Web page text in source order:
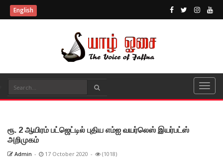
English
ரூ. 2 ஆயிரம் பட்ஜெட்டில் புதிய எம்ஐ வயர்லெஸ் இயர்பட்ஸ்
அறிமுகம்
Admin - 17 October 2020 - (1018)